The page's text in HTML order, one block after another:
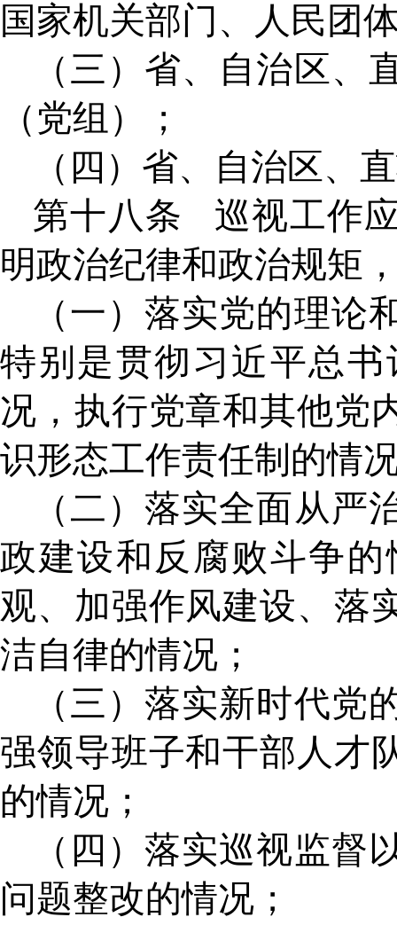
国家机关部门、人民团
（三）省、自治区、
（党组）；
（四）省、自治区、
第十八条
巡视工作
明政治纪律和政治规矩
（一）落实党的理论
特别是贯彻习近平总
况，执行党章和其他党
识形态工作责任制的情
（二）落实全面从严
政建设和反腐败斗争
观、加强作风建设、落
洁自律的情况；
（三）落实新时代党
强领导班子和干部人才
的情况；
（四）落实巡视监督
问题整改的情况；